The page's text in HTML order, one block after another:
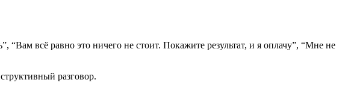
всё равно это ничего не стоит. Покажите результат, и я оплачу”, “Мне не
разговор.